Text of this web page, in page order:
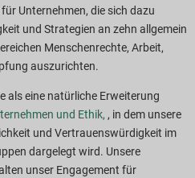
Unternehmen, die sich dazu
und Strategien an zehn allgemein
Menschenrechte, Arbeit,
auszurichten.
als eine natürliche Erweiterung
und Ethik, , in dem unsere
und Vertrauenswürdigkeit im
dargelegt wird. Unsere
unser Engagement für